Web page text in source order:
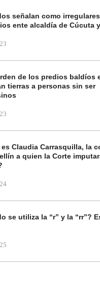
señalan como irregulares
ente alcaldía de Cúcuta
de los predios baldíos
tierras a personas sin ser
Claudia Carrasquilla, la
a quien la Corte
se utiliza la “r” y la “rr”?